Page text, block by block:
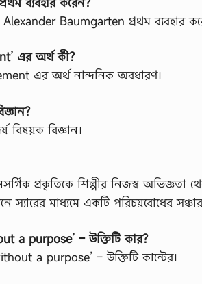
Alexander Baumgarten প্রথম ব্যবহার
এর অর্থ কী?
এর অর্থ নান্দনিক অবধারণ।
বিষয়ক বিজ্ঞান।
প্রকৃতিকে শিল্পীর নিজস্ব অভিজ্ঞতা
মাধ্যমে একটি পরিচয়বোধের
a purpose’ – উক্তিটি কার?
a purpose’ – উক্তিটি কান্টের।